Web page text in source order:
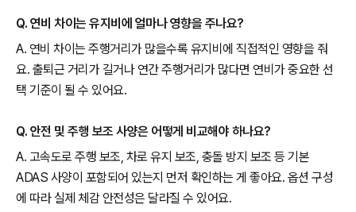
Q. 연비 차이는 유지비에 얼마나 영향을 주나요?
A. 연비 차이는 주행거리가 많을수록 유지비에 직접적인 영향을 줘
요. 출퇴근 거리가 길거나 연간 주행거리가 많다면 연비가 중요한 선
택 기준이 될 수 있어요.
Q. 안전 및 주행 보조 사양은 어떻게 비교해야 하나요?
A. 고속도로 주행 보조, 차로 유지 보조, 충돌 방지 보조 등 기본
ADAS 사양이 포함되어 있는지 먼저 확인하는 게 좋아요. 옵션 구성
에 따라 실제 체감 안전성은 달라질 수 있어요.